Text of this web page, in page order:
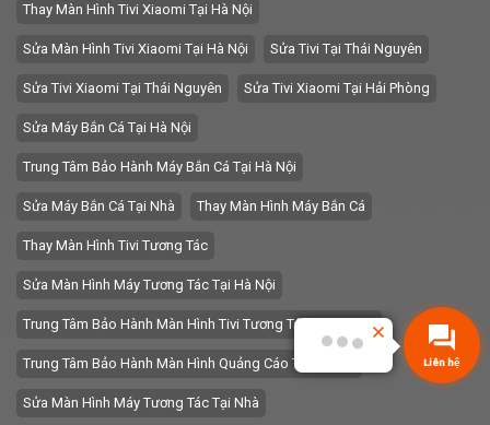
Liên hệ
Thay Màn Hình Tivi Xiaomi Tại Hà Nội
Sửa Màn Hình Tivi Xiaomi Tại Hà Nội Sửa Tivi Tại Thái Nguyên
Sửa Tivi Xiaomi Tại Thái Nguyên Sửa Tivi Xiaomi Tại Hải Phòng
Sửa Máy Bắn Cá Tại Hà Nội
Trung Tâm Bảo Hành Máy Bắn Cá Tại Hà Nội
Sửa Máy Bắn Cá Tại Nhà Thay Màn Hình Máy Bắn Cá
Thay Màn Hình Tivi Tương Tác
Sửa Màn Hình Máy Tương Tác Tại Hà Nội
Trung Tâm Bảo Hành Màn Hình Tivi Tương Tác Tại Hà Nội
Trung Tâm Bảo Hành Màn Hình Quảng Cáo Tại Hà Nội
Sửa Màn Hình Máy Tương Tác Tại Nhà